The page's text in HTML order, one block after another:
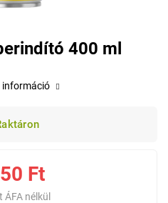
400 ml
Ft
ÁFA nélkül
információ